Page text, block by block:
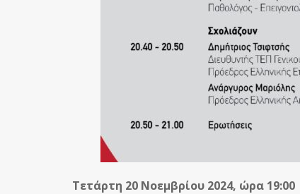
Τετάρτη 20 Νοεμβρίου 2024, ώρα 19:00